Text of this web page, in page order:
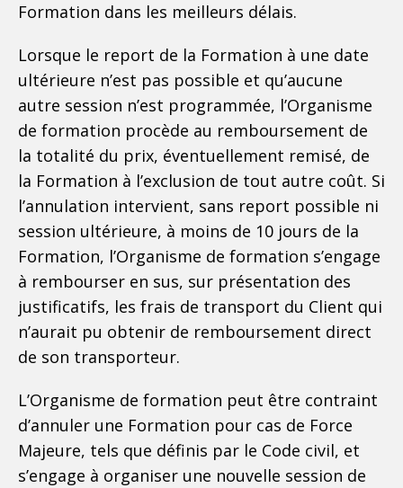
Formation dans les meilleurs délais.
Lorsque le report de la Formation à une date
ultérieure n’est pas possible et qu’aucune
autre session n’est programmée, l’Organisme
de formation procède au remboursement de
la totalité du prix, éventuellement remisé, de
la Formation à l’exclusion de tout autre coût. Si
l’annulation intervient, sans report possible ni
session ultérieure, à moins de 10 jours de la
Formation, l’Organisme de formation s’engage
à rembourser en sus, sur présentation des
justificatifs, les frais de transport du Client qui
n’aurait pu obtenir de remboursement direct
de son transporteur.
L’Organisme de formation peut être contraint
d’annuler une Formation pour cas de Force
Majeure, tels que définis par le Code civil, et
s’engage à organiser une nouvelle session de